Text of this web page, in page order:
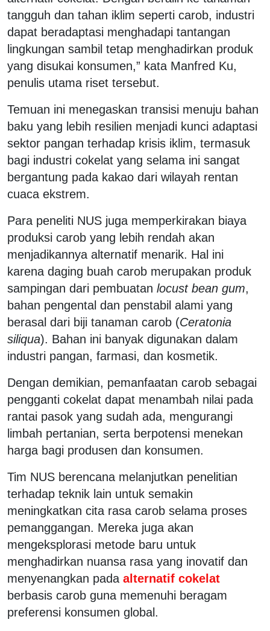
tangguh dan tahan iklim seperti carob, industri
dapat beradaptasi menghadapi tantangan
lingkungan sambil tetap menghadirkan produk
yang disukai konsumen,” kata Manfred Ku,
penulis utama riset tersebut.
Temuan ini menegaskan transisi menuju bahan
baku yang lebih resilien menjadi kunci adaptasi
sektor pangan terhadap krisis iklim, termasuk
bagi industri cokelat yang selama ini sangat
bergantung pada kakao dari wilayah rentan
cuaca ekstrem.
Para peneliti NUS juga memperkirakan biaya
produksi carob yang lebih rendah akan
menjadikannya alternatif menarik. Hal ini
karena daging buah carob merupakan produk
sampingan dari pembuatan locust bean gum,
bahan pengental dan penstabil alami yang
berasal dari biji tanaman carob (Ceratonia
siliqua). Bahan ini banyak digunakan dalam
industri pangan, farmasi, dan kosmetik.
Dengan demikian, pemanfaatan carob sebagai
pengganti cokelat dapat menambah nilai pada
rantai pasok yang sudah ada, mengurangi
limbah pertanian, serta berpotensi menekan
harga bagi produsen dan konsumen.
Tim NUS berencana melanjutkan penelitian
terhadap teknik lain untuk semakin
meningkatkan cita rasa carob selama proses
pemanggangan. Mereka juga akan
mengeksplorasi metode baru untuk
menghadirkan nuansa rasa yang inovatif dan
menyenangkan pada alternatif cokelat
berbasis carob guna memenuhi beragam
preferensi konsumen global.